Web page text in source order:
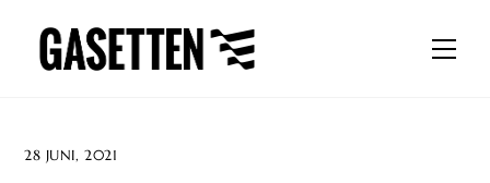
content
28 JUNI, 2021